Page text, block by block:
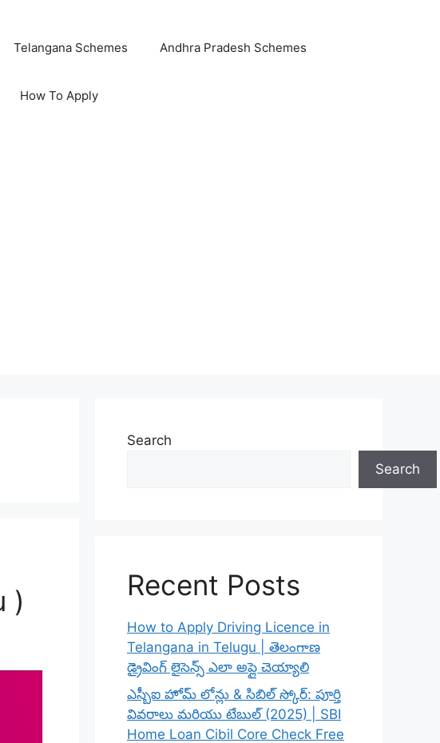
Telangana Schemes Andhra Pradesh Schemes
How To Apply
)
Search
Search
Recent Posts
How to Apply Driving Licence in
Telangana in Telugu | తెలంగాణ
డ్రైవింగ్ లైసెన్స్ ఎలా అప్లై చెయ్యాలి
ఎస్బీఐ హోమ్ లోన్లు & సిబిల్ స్కోర్: పూర్తి
వివరాలు మరియు టేబుల్ (2025) | SBI
Home Loan Cibil Core Check Free